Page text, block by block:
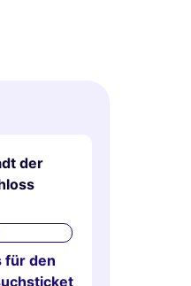
der
für den